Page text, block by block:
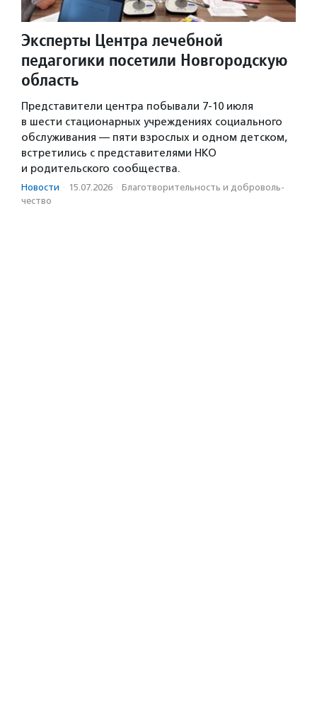
Эксперты Центра лечебной
педагогики посетили Новгородскую
область
Представители центра побывали 7-10 июля
в шести стационарных учреждениях социального
обслуживания — пяти взрослых и одном детском,
встретились с представителями НКО
и родительского сообщества.
Новости · 15.07.2026 · Благотвори­тель­ность и доброволь­
чест­во